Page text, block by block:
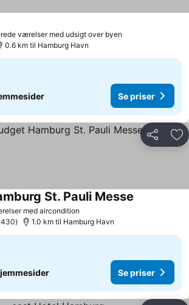
værelser med udsigt over byen
0.6 km til Hamburg Havn
Se priser
Del
med aircondition
St. Pauli Messe
1.0 km til Hamburg Havn
Se priser